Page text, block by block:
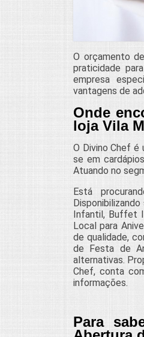
O orçamento
praticidade
empresa
vantagens de
Onde
loja Vila
O Divino Chef
se em
Atuando no
Está
Infantil, Buffet
Local para
de qualidade,
de Festa de
alternativas.
Chef, conta
informações.
Para